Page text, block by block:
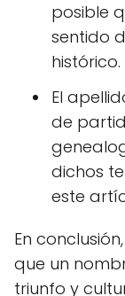
posible
sentido
histórico.
El
de
dichos
este
En
que un
triunfo y